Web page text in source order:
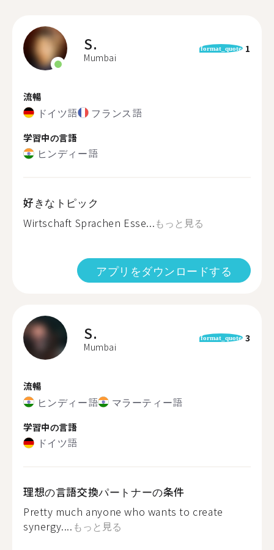
S.
Mumbai
format_quote 1
流暢
ドイツ語 フランス語
学習中の言語
ヒンディー語
好きなトピック
Wirtschaft Sprachen Esse...もっと見る
アプリをダウンロードする
S.
Mumbai
format_quote 3
流暢
ヒンディー語 マラーティー語
学習中の言語
ドイツ語
理想の言語交換パートナーの条件
Pretty much anyone who wants to create
synergy.... もっと見る